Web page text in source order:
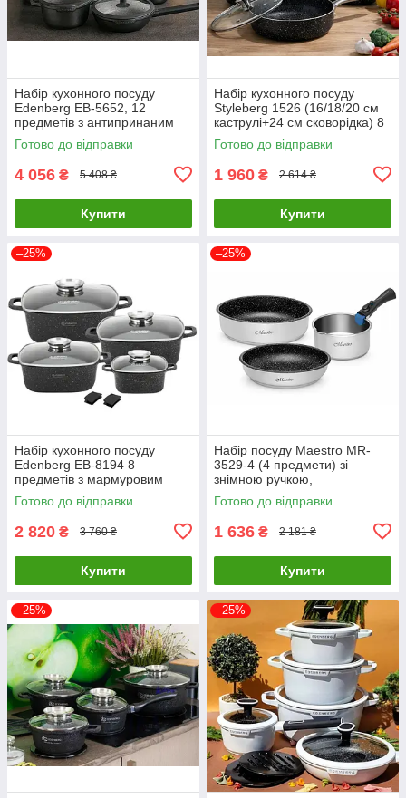
Набір кухонного посуду
Edenberg EB-5652, 12
предметів з антипринаним
покриттям
Готово до відправки
4 056 ₴ 5 408 ₴
Купити
Набір кухонного посуду
Styleberg 1526 (16/18/20 см
каструлі+24 см сковорідка) 8
пр антипригарне мармурове
покриття
Готово до відправки
1 960 ₴ 2 614 ₴
Купити
–25%
Набір кухонного посуду
Edenberg EB-8194 8
предметів з мармуровим
антипригарним покриттям
Готово до відправки
2 820 ₴ 3 760 ₴
Купити
–25%
Набір посуду Maestro MR-
3529-4 (4 предмети) зі
знімною ручкою,
антипригарне покриття, для
всіх типів плит
Готово до відправки
1 636 ₴ 2 181 ₴
Купити
–25% –25%